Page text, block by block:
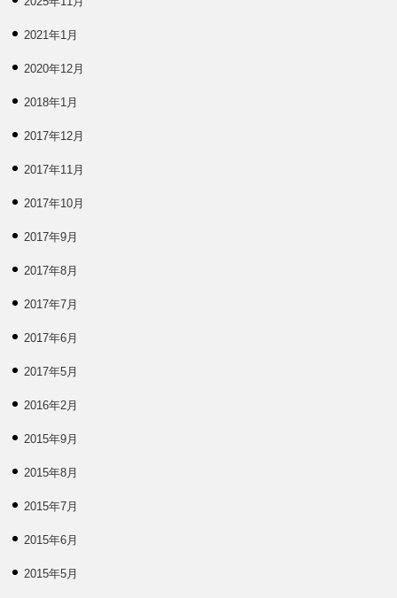
2021年1月
2020年12月
2018年1月
2017年12月
2017年11月
2017年10月
2017年9月
2017年8月
2017年7月
2017年6月
2017年5月
2016年2月
2015年9月
2015年8月
2015年7月
2015年6月
2015年5月